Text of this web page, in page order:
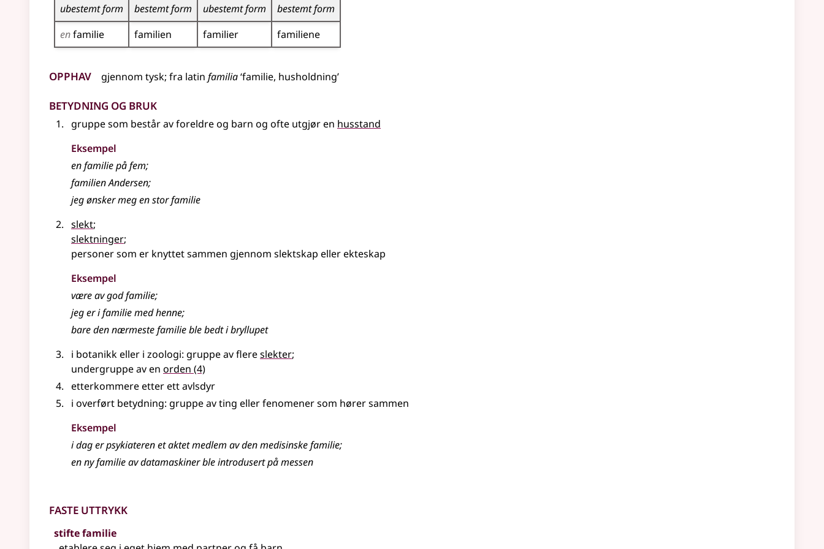
ubestemt form
bestemt form ubestemt form
bestemt form
enfamilie familien familier familiene
Opphav gjennom tysk; fra latin familia‘familie, husholdning’
Betydning og bruk
gruppe som består av foreldre og barn og ofte utgjør en husstand
Eksempel
enfamiliepå fem;
familienAndersen;
jeg ønsker meg en stor familie
slekt;
slektninger;
personer som er knyttet sammen gjennom slektskap ellerekteskap
Eksempel
være av godfamilie;
jeg er ifamiliemed henne;
bare den nærmestefamilieble bedt i bryllupet
i botanikkeller i zoologi: gruppe av flereslekter;
undergruppe av en orden (4)
etterkommere etter ett avlsdyr
i overført betydning: gruppe av ting eller fenomener som hører sammen
Eksempel
i dag er psykiateren et aktet medlem av den medisinskefamilie;
en nyfamilieav datamaskiner ble introdusert på messen
Faste uttrykk
stifte familie